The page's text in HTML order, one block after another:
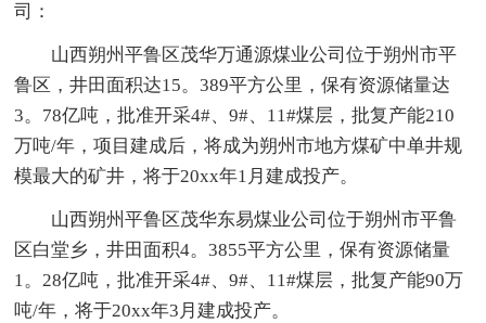
司：
山西朔州平鲁区茂华万通源煤业公司位于朔州市平
鲁区，井田面积达15。389平方公里，保有资源储量达
3。78亿吨，批准开采4#、9#、11#煤层，批复产能210
万吨/年，项目建成后，将成为朔州市地方煤矿中单井规
模最大的矿井，将于20xx年1月建成投产。
山西朔州平鲁区茂华东易煤业公司位于朔州市平鲁
区白堂乡，井田面积4。3855平方公里，保有资源储量
1。28亿吨，批准开采4#、9#、11#煤层，批复产能90万
吨/年，将于20xx年3月建成投产。